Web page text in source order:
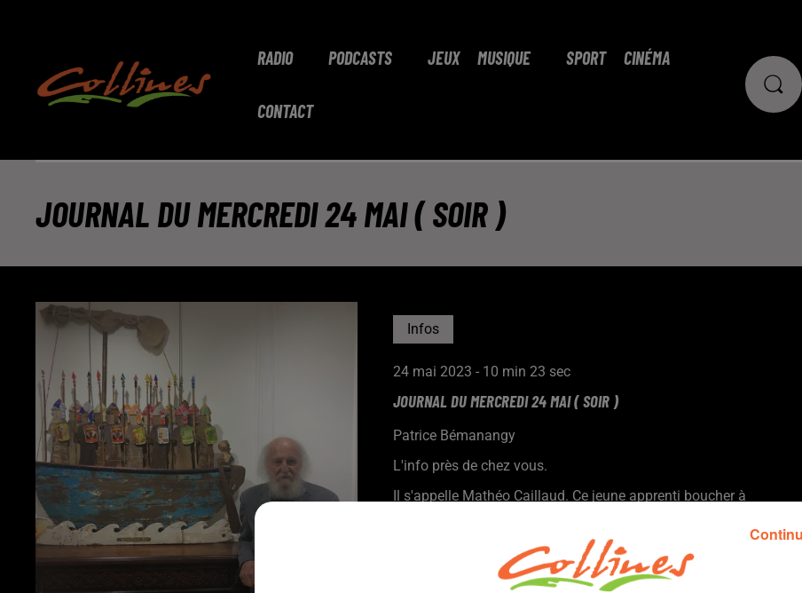
RADIO PODCASTS JEUX MUSIQUE SPORT CINÉMA
CONTACT
JOURNAL DU MERCREDI 24 MAI ( SOIR )
Infos
24 mai 2023 - 10 min 23 sec
JOURNAL DU MERCREDI 24 MAI ( SOIR )
Patrice Bémanangy
L'info près de chez vous.
Il s'appelle Mathéo Caillaud. Ce jeune apprenti boucher à
apprentis et il s'est plutôt bien distingué.
L'ancien maire de Bressuire Claude Boutet propose à partir de
ce week-end une nouvelle expostion toujours sur la base